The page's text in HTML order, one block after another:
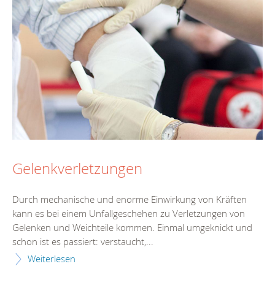
Gelenkverletzungen
Durch mechanische und enorme Einwirkung von Kräften
kann es bei einem Unfallgeschehen zu Verletzungen von
Gelenken und Weichteile kommen. Einmal umgeknickt und
schon ist es passiert: verstaucht,...
Weiterlesen